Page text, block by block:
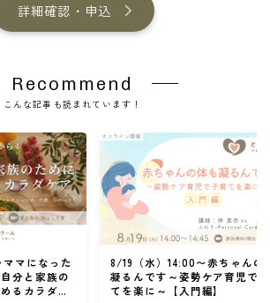
詳細確認・申込
Recommend
こんな記事も読まれています！
マになった
分と家族の
るカラダケ
8/19（水）14:00〜赤ちゃんの
凝るんです～姿勢ケア育児で
てを楽に～【入門編】